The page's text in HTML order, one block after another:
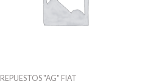
REPUESTOS "AG" FIAT